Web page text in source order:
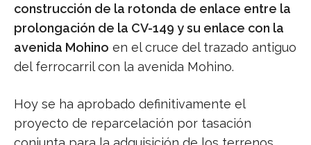
construcción de la rotonda de enlace entre la
prolongación de la CV-149 y su enlace con la
avenida Mohino en el cruce del trazado antiguo
del ferrocarril con la avenida Mohino.
Hoy se ha aprobado definitivamente el
proyecto de reparcelación por tasación